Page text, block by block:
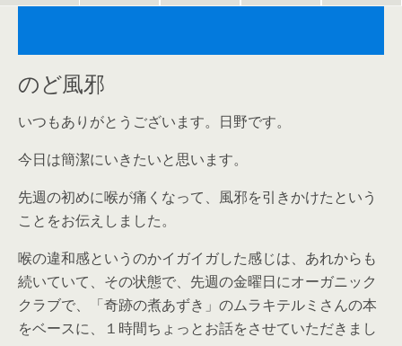
のど風邪
いつもありがとうございます。日野です。
今日は簡潔にいきたいと思います。
先週の初めに喉が痛くなって、風邪を引きかけたという
ことをお伝えしました。
喉の違和感というのかイガイガした感じは、あれからも
続いていて、その状態で、先週の金曜日にオーガニック
クラブで、「奇跡の煮あずき」のムラキテルミさんの本
をベースに、１時間ちょっとお話をさせていただきまし